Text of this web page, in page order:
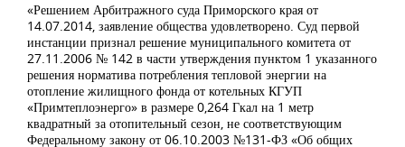
«Решением Арбитражного суда Приморского края от
14.07.2014, заявление общества удовлетворено. Суд первой
инстанции признал решение муниципального комитета от
27.11.2006 № 142 в части утверждения пунктом 1 указанного
решения норматива потребления тепловой энергии на
отопление жилищного фонда от котельных КГУП
«Примтеплоэнерго» в размере 0,264 Гкал на 1 метр
квадратный за отопительный сезон, не соответствующим
Федеральному закону от 06.10.2003 №131-ФЗ «Об общих